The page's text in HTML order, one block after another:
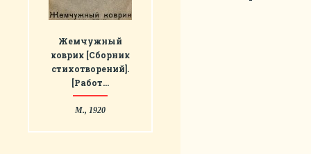
Жемчужный
коврик [Сборник
стихотворений].
[Работ…
М., 1920